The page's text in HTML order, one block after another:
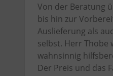
Von der Beratung
bis hin zur
Auslieferung als
selbst. Herr Thobe
wahnsinnig
Der Preis und das